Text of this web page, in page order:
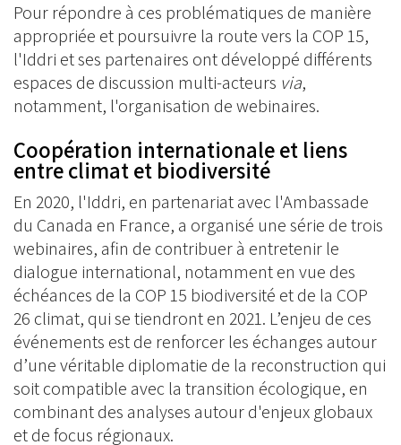
Pour répondre à ces problématiques de manière
appropriée et poursuivre la route vers la COP 15,
l'Iddri et ses partenaires ont développé différents
espaces de discussion multi-acteurs via,
notamment, l'organisation de webinaires.
Coopération internationale et liens
entre climat et biodiversité
En 2020, l'Iddri, en partenariat avec l'Ambassade
du Canada en France, a organisé une série de trois
webinaires, afin de contribuer à entretenir le
dialogue international, notamment en vue des
échéances de la COP 15 biodiversité et de la COP
26 climat, qui se tiendront en 2021. L’enjeu de ces
événements est de renforcer les échanges autour
d’une véritable diplomatie de la reconstruction qui
soit compatible avec la transition écologique, en
combinant des analyses autour d'enjeux globaux
et de focus régionaux.